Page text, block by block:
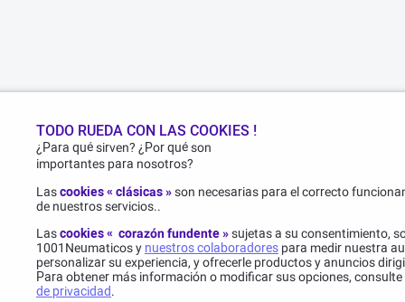
TODO RUEDA CON LAS COOKIES !
¿Para qué sirven? ¿Por qué son
importantes para nosotros?
Lascookies « clásicas »son necesarias para el correcto
de nuestros servicios..
Lascookies « corazón fundente »sujetas a su consentimiento,
1001Neumaticos y nuestros colaboradorespara medir nuestra
personalizar su experiencia, y ofrecerle productos y anuncios
Para obtener más información o modificar sus opciones,
de privacidad.